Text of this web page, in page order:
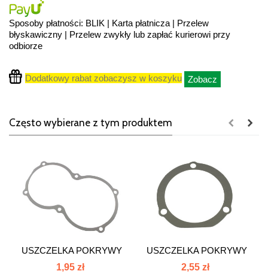
Sposoby płatności: BLIK | Karta płatnicza | Przelew
błyskawiczny | Przelew zwykły lub zapłać kurierowi przy
odbiorze
Dodatkowy rabat zobaczysz w koszyku Zobacz
Często wybierane z tym produktem
USZCZELKA POKRYWY
PRZEDNIEJ...
1,95 zł
USZCZELKA POKRYWY
PRZEDNIEGO...
2,55 zł